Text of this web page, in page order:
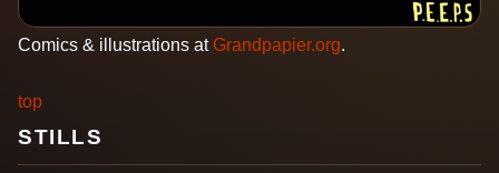
Comics & illustrations atGrandpapier.org.
top
STILLS